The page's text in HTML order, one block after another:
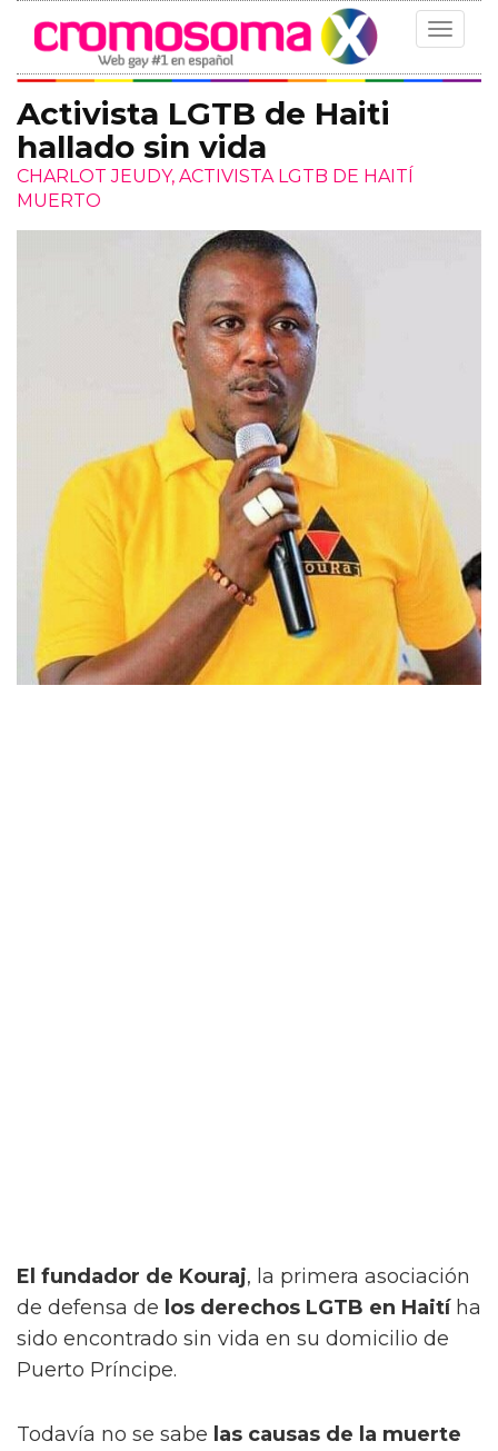
Toggle
Activista LGTB de Haiti
hallado sin vida
CHARLOT JEUDY, ACTIVISTA LGTB DE HAITÍ
MUERTO
El fundador de Kouraj, la primera asociación
de defensa de los derechos LGTB en Haitíha
sido encontrado sin vida en su domicilio de
Puerto Príncipe.
Todavía no se sabe las causas de la muerte